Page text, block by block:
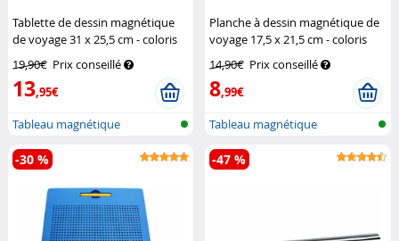
Tablette de dessin magnétique
de voyage 31 x 25,5 cm - coloris
19,90€ Prix conseillé
13,95€
Tableau magnétique
Planche à dessin magnétique de
voyage 17,5 x 21,5 cm - coloris
14,90€ Prix conseillé
8,99€
Tableau magnétique
-30 % -47 %